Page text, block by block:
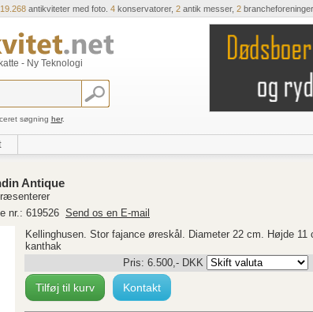
antikviteter med foto. 4konservatorer, 2antik messer, 2brancheforeninger.
- Ny Teknologi
søgning her.
Antique
nr.: 619526 Send os en E-mail
Kellinghusen. Stor fajance øreskål. Diameter 22 cm. Højde 11
kanthak
Pris: 6.500,- DKK
Tilføj til kurv Kontakt